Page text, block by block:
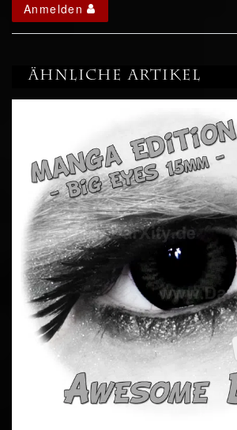
Anmelden
Ähnliche Artikel